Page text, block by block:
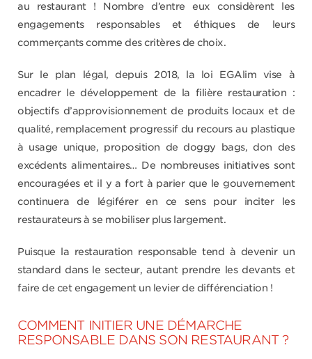
au restaurant ! Nombre d’entre eux considèrent les
engagements responsables et éthiques de leurs
commerçants comme des critères de choix.
Sur le plan légal, depuis 2018, la loi EGAlim vise à
encadrer le développement de la filière restauration :
objectifs d’approvisionnement de produits locaux et de
qualité, remplacement progressif du recours au plastique
à usage unique, proposition de doggy bags, don des
excédents alimentaires… De nombreuses initiatives sont
encouragées et il y a fort à parier que le gouvernement
continuera de légiférer en ce sens pour inciter les
restaurateurs à se mobiliser plus largement.
Puisque la restauration responsable tend à devenir un
standard dans le secteur, autant prendre les devants et
faire de cet engagement un levier de différenciation !
COMMENT INITIER UNE DÉMARCHE
RESPONSABLE DANS SON RESTAURANT ?